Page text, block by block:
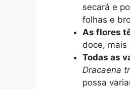
secará e
folhas e
As flores
doce,
Todas as
Dracaena
possa